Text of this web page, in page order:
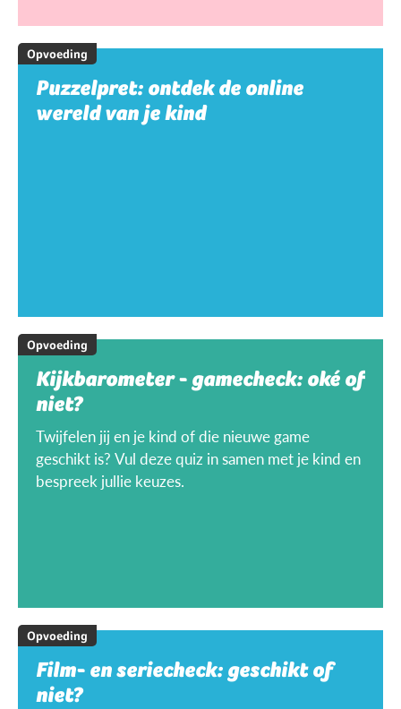
Opvoeding
Puzzelpret: ontdek de online
wereld van je kind
Opvoeding
Kijkbarometer - gamecheck: oké of
niet?
Twijfelen jij en je kind of die nieuwe game
geschikt is? Vul deze quiz in samen met je kind en
bespreek jullie keuzes.
Opvoeding
Film- en seriecheck: geschikt of
niet?